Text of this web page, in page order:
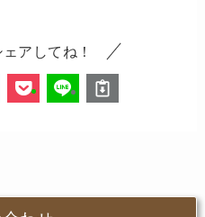
アしてね！